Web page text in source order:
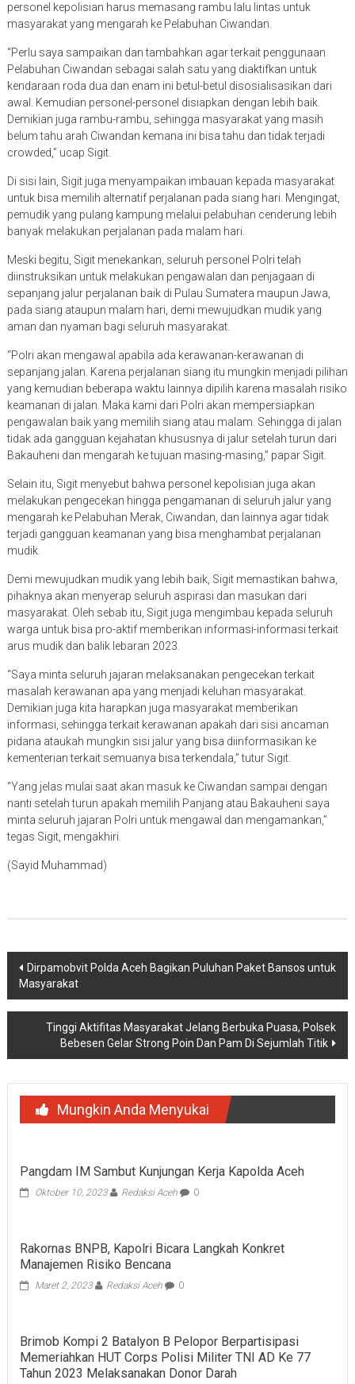
personel kepolisian harus memasang rambu lalu lintas untuk
masyarakat yang mengarah ke Pelabuhan Ciwandan.
“Perlu saya sampaikan dan tambahkan agar terkait penggunaan
Pelabuhan Ciwandan sebagai salah satu yang diaktifkan untuk
kendaraan roda dua dan enam ini betul-betul disosialisasikan dari
awal. Kemudian personel-personel disiapkan dengan lebih baik.
Demikian juga rambu-rambu, sehingga masyarakat yang masih
belum tahu arah Ciwandan kemana ini bisa tahu dan tidak terjadi
crowded,” ucap Sigit.
Di sisi lain, Sigit juga menyampaikan imbauan kepada masyarakat
untuk bisa memilih alternatif perjalanan pada siang hari. Mengingat,
pemudik yang pulang kampung melalui pelabuhan cenderung lebih
banyak melakukan perjalanan pada malam hari.
Meski begitu, Sigit menekankan, seluruh personel Polri telah
diinstruksikan untuk melakukan pengawalan dan penjagaan di
sepanjang jalur perjalanan baik di Pulau Sumatera maupun Jawa,
pada siang ataupun malam hari, demi mewujudkan mudik yang
aman dan nyaman bagi seluruh masyarakat.
“Polri akan mengawal apabila ada kerawanan-kerawanan di
sepanjang jalan. Karena perjalanan siang itu mungkin menjadi pilihan
yang kemudian beberapa waktu lainnya dipilih karena masalah risiko
keamanan di jalan. Maka kami dari Polri akan mempersiapkan
pengawalan baik yang memilih siang atau malam. Sehingga di jalan
tidak ada gangguan kejahatan khususnya di jalur setelah turun dari
Bakauheni dan mengarah ke tujuan masing-masing,” papar Sigit.
Selain itu, Sigit menyebut bahwa personel kepolisian juga akan
melakukan pengecekan hingga pengamanan di seluruh jalur yang
mengarah ke Pelabuhan Merak, Ciwandan, dan lainnya agar tidak
terjadi gangguan keamanan yang bisa menghambat perjalanan
mudik.
Demi mewujudkan mudik yang lebih baik, Sigit memastikan bahwa,
pihaknya akan menyerap seluruh aspirasi dan masukan dari
masyarakat. Oleh sebab itu, Sigit juga mengimbau kepada seluruh
warga untuk bisa pro-aktif memberikan informasi-informasi terkait
arus mudik dan balik lebaran 2023.
“Saya minta seluruh jajaran melaksanakan pengecekan terkait
masalah kerawanan apa yang menjadi keluhan masyarakat.
Demikian juga kita harapkan juga masyarakat memberikan
informasi, sehingga terkait kerawanan apakah dari sisi ancaman
pidana ataukah mungkin sisi jalur yang bisa diinformasikan ke
kementerian terkait semuanya bisa terkendala,” tutur Sigit.
“Yang jelas mulai saat akan masuk ke Ciwandan sampai dengan
nanti setelah turun apakah memilih Panjang atau Bakauheni saya
minta seluruh jajaran Polri untuk mengawal dan mengamankan,”
tegas Sigit, mengakhiri.
(Sayid Muhammad)
Navigasi
pos
Dirpamobvit Polda Aceh Bagikan Puluhan Paket Bansos untuk
Masyarakat
Tinggi Aktifitas Masyarakat Jelang Berbuka Puasa, Polsek
Bebesen Gelar Strong Poin Dan Pam Di Sejumlah Titik
Mungkin Anda Menyukai
Pangdam IM Sambut Kunjungan Kerja Kapolda Aceh
Oktober 10, 2023 Redaksi Aceh 0
Rakornas BNPB, Kapolri Bicara Langkah Konkret
Manajemen Risiko Bencana
Maret 2, 2023 Redaksi Aceh 0
Brimob Kompi 2 Batalyon B Pelopor Berpartisipasi
Memeriahkan HUT Corps Polisi Militer TNI AD Ke 77
Tahun 2023 Melaksanakan Donor Darah